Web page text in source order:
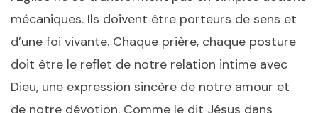
mécaniques. Ils doivent être porteurs de sens et
d’une foi vivante. Chaque prière, chaque posture
doit être le reflet de notre relation intime avec
Dieu, une expression sincère de notre amour et
de notre dévotion. Comme le dit Jésus dans